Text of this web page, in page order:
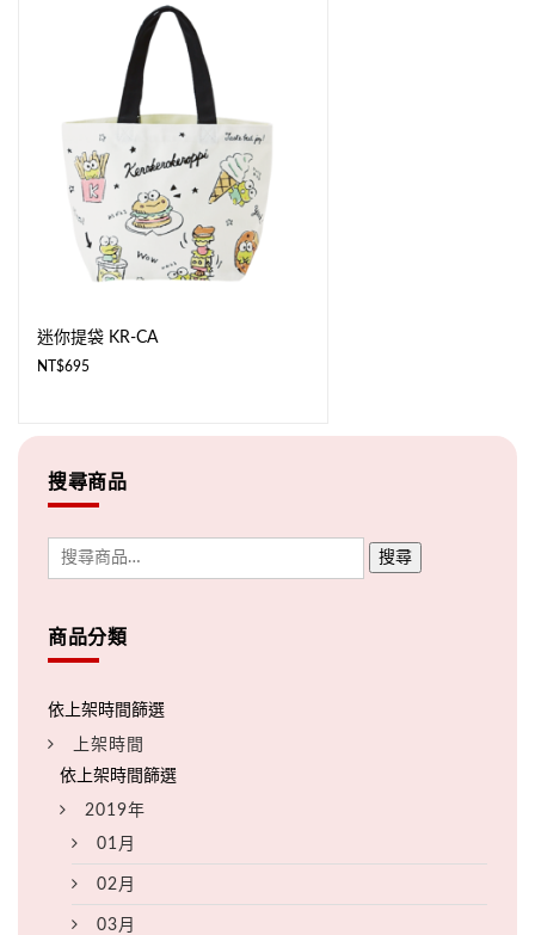
迷你提袋 KR-CA
NT$695
搜尋商品
搜尋
商品分類
上架時間
2019年
01月
02月
03月